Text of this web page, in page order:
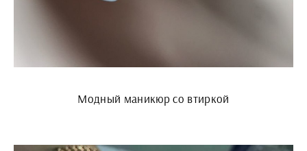
Модный маникюр со втиркой